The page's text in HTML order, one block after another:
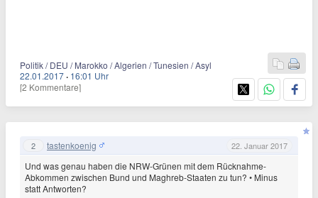
Politik / DEU / Marokko / Algerien / Tunesien / Asyl
22.01.2017 · 16:01 Uhr
[2 Kommentare]
2 tastenkoenig 22. Januar 2017
Und was genau haben die NRW-Grünen mit dem Rücknahme-
Abkommen zwischen Bund und Maghreb-Staaten zu tun? • Minus
statt Antworten?